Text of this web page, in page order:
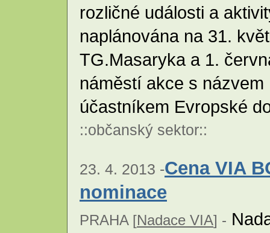
rozličné události a
naplánována na 31.
TG.Masaryka a 1.
náměstí akce s
účastníkem Evropské
::občanský sektor::
23. 4. 2013 -Cena VIA
nominace
PRAHA [Nadace VIA] -